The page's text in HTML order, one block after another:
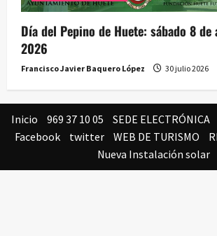
Día del Pepino de Huete: sábado 8 de
2026
Francisco Javier Baquero López 30 julio 2026
Inicio 969 37 10 05 SEDE ELECTRÓNICA
Facebook
twitter WEB DE TURISMO
Nueva Instalación solar